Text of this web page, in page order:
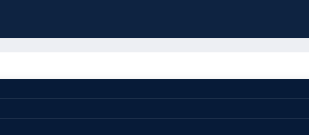
拖欠农民工工资失信联合惩戒对象名单管理暂行办法